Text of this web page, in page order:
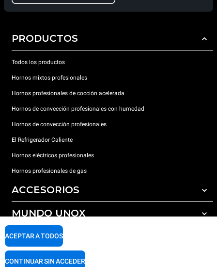
PRODUCTOS
Todos los productos
Hornos mixtos profesionales
Hornos profesionales de cocción acelerada
Hornos de convección profesionales con humedad
Hornos de convección profesionales
El Refrigerador Caliente
Hornos eléctricos profesionales
Hornos profesionales de gas
ACCESORIOS
Todos los accesorios
Detergentes para lavado automático
Detergentes para lavado manual
Tratamiento de agua con filtros de resina
MUNDO UNOX
Nuestras sedes en el mundo
SOPORTE
Garantía Unox
ACEPTAR A TODOS
CONTINUAR SIN ACCEDER